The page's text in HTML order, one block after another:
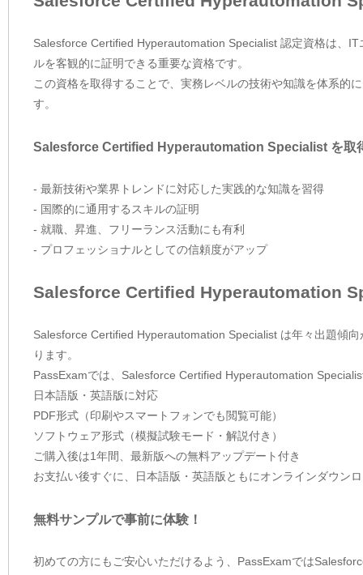
Salesforce Certified Hyperautomation Specialist 認定資格は、
ルを客観的に証明できる重要な資格です。
この資格を取得することで、実務レベルの技術や知識を体系的
す。
Salesforce Certified Hyperautomation Specialist を取
- 最新技術や業界トレンドに対応した実践的な知識を習得
- 国際的に通用するスキルの証明
- 就職、昇進、フリーランス活動にも有利
- プロフェッショナルとしての信頼度がアップ
Salesforce Certified Hyperautomation
Salesforce Certified Hyperautomation Specialist は年々出題傾
ります。
PassExamでは、Salesforce Certified Hyperautomation
日本語版・英語版に対応
PDF形式（印刷やスマートフォンでも閲覧可能）
ソフトウェア形式（模擬試験モード・解説付き）
ご購入後は1年間、最新版への無料アップデート付き
お支払い後すぐに、日本語版・英語版ともにオンラインダウン
無料サンプルで事前に体験！
初めての方にもご安心いただけるよう、PassExamでは